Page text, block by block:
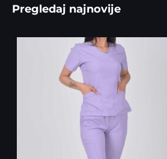
Pregledaj najnovije